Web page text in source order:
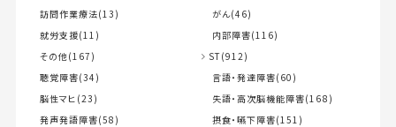
訪問作業療法(13)
がん(46)
就労支援(11)
内部障害(116)
その他(167)
ST(912)
聴覚障害(34)
言語・発達障害(60)
脳性マヒ(23)
失語・高次脳機能障害(168)
発声発語障害(58)
摂食・嚥下障害(151)